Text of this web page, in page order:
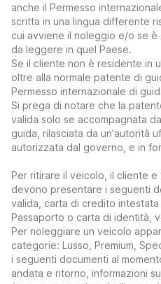
anche il Permesso
scritta in una lingua differente
cui avviene il noleggio e/o se è
da leggere in quel Paese.
Se il cliente non è residente in
oltre alla normale patente di
Permesso internazionale di
Si prega di notare che la
valida solo se accompagnata
guida, rilasciata da un'autorità
autorizzata dal governo, e in
Per ritirare il veicolo, il cliente
devono presentare i seguenti
valida, carta di credito
Passaporto o carta di identità,
Per noleggiare un veicolo
categorie: Lusso, Premium,
i seguenti documenti al
andata e ritorno, informazioni